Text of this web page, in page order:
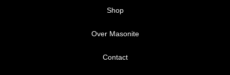
Shop
Alle producten
Proefpakket
Over Masonite
Contact